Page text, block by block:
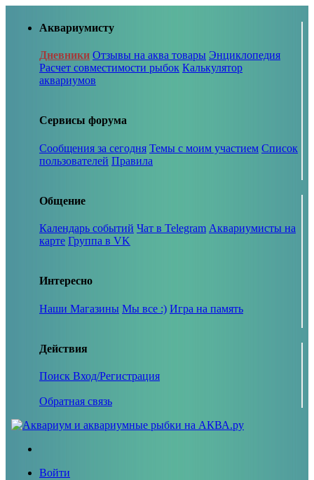
Аквариумисту
Дневники Отзывы на аква товары Энциклопедия
Расчет совместимости рыбок Калькулятор
аквариумов
Сервисы форума
Сообщения за сегодня Темы с моим участием Список
пользователей Правила
Общение
Календарь событий Чат в Telegram Аквариумисты на
карте Группа в VK
Интересно
Наши Магазины Мы все :) Игра на память
Действия
Поиск Вход/Регистрация
Обратная связь
Войти